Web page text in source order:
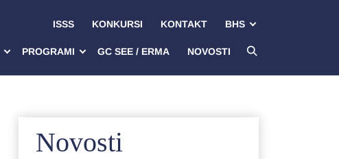
ISSS KONKURSI KONTAKT BHS
PROGRAMI GC SEE / ERMA NOVOSTI
Novosti